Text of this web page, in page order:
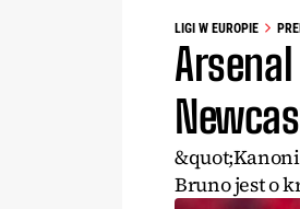
LIGI W EUROPIE
Bruno jest o